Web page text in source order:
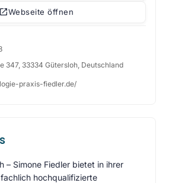
Webseite öffnen
347, 33334 Gütersloh, Deutschland
praxis-fiedler.de/
– Simone Fiedler bietet in ihrer
hochqualifizierte